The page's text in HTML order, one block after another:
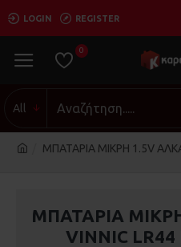
LOGIN REGISTER
0
All
ΜΠΑΤΑΡΙΑ ΜΙΚΡΗ 1.5V
ΜΠΑΤΑΡΙΑ
VINNIC LR44